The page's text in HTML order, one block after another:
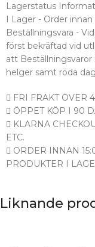
Lagerstatus
I Lager - Order
Beställningsvara -
först bekräftad vid
att Beställningsvaror
helger samt röda
FRI FRAKT ÖVER
ÖPPET KÖP I 90
KLARNA
ETC.
ORDER INNAN
PRODUKTER I
Liknande